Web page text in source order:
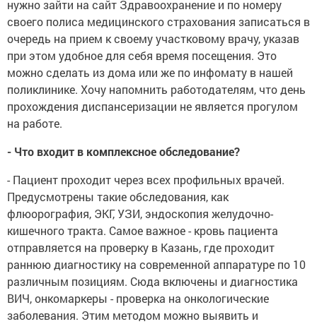
нужно зайти на сайт Здравоохранение и по номеру
своего полиса медицинского страхования записаться в
очередь на прием к своему участковому врачу, указав
при этом удобное для себя время посещения. Это
можно сделать из дома или же по инфомату в нашей
поликлинике. Хочу напомнить работодателям, что день
прохождения диспансеризации не является прогулом
на работе.
- Что входит в комплексное обследование?
- Пациент проходит через всех профильных врачей.
Предусмотрены такие обследования, как
флюорография, ЭКГ, УЗИ, эндоскопия желудочно-
кишечного тракта. Самое важное - кровь пациента
отправляется на проверку в Казань, где проходит
раннюю диагностику на современной аппаратуре по 10
различным позициям. Сюда включены и диагностика
ВИЧ, онкомаркеры - проверка на онкологические
заболевания. Этим методом можно выявить и